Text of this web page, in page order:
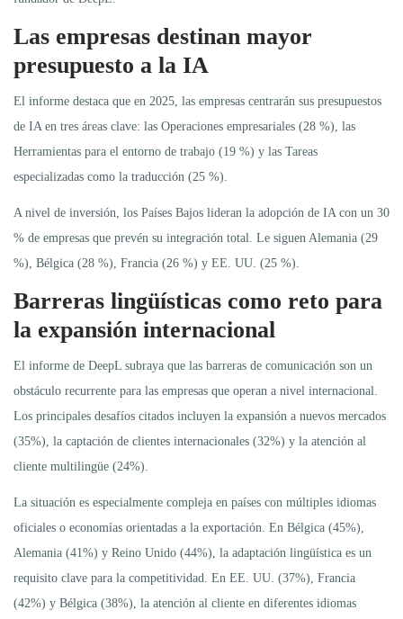
Las empresas destinan mayor
presupuesto a la IA
El informe destaca que en 2025, las empresas centrarán sus presupuestos
de IA en tres áreas clave: las Operaciones empresariales (28 %), las
Herramientas para el entorno de trabajo (19 %) y las Tareas
especializadas como la traducción (25 %).
A nivel de inversión, los Países Bajos lideran la adopción de IA con un 30
% de empresas que prevén su integración total. Le siguen Alemania (29
%), Bélgica (28 %), Francia (26 %) y EE. UU. (25 %).
Barreras lingüísticas como reto para
la expansión internacional
El informe de DeepL subraya que las barreras de comunicación son un
obstáculo recurrente para las empresas que operan a nivel internacional.
Los principales desafíos citados incluyen la expansión a nuevos mercados
(35%), la captación de clientes internacionales (32%) y la atención al
cliente multilingüe (24%).
La situación es especialmente compleja en países con múltiples idiomas
oficiales o economías orientadas a la exportación. En Bélgica (45%),
Alemania (41%) y Reino Unido (44%), la adaptación lingüística es un
requisito clave para la competitividad. En EE. UU. (37%), Francia
(42%) y Bélgica (38%), la atención al cliente en diferentes idiomas